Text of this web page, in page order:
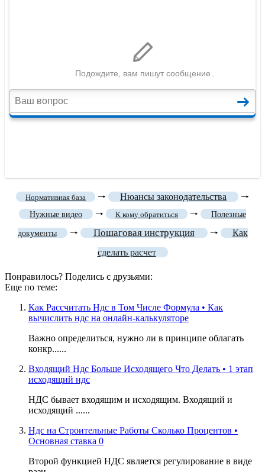
Нормативная база 🠒 Нюансы законодательства 🠒
Нужные видео 🠒 К кому обратиться 🠒 Полезные
документы 🠒 Пошаговая инструкция 🠒
Как
сделать расчет
Понравилось? Поделись с друзьями:
Еще по теме:
Как Рассчитать Ндс в Том Числе Формула • Как
вычислить ндс на онлайн-калькуляторе
Важно определиться, нужно ли в принципе облагать
конкр......
Входящий Ндс Больше Исходящего Что Делать • 1 этап
исходящий ндс
НДС бывает входящим и исходящим. Входящий и
исходящий ......
Ндс на Строительные Работы Сколько Процентов •
Основная ставка 0
Второй функцией НДС является регулирование в виде